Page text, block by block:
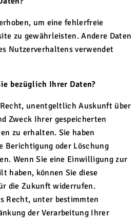
um eine fehlerfreie
zu gewährleisten. Andere Daten
Nutzerverhaltens verwendet
bezüglich Ihrer Daten?
unentgeltlich Auskunft über
Zweck Ihrer gespeicherten
zu erhalten. Sie haben
Berichtigung oder Löschung
Wenn Sie eine Einwilligung zur
haben, können Sie diese
die Zukunft widerrufen.
Recht, unter bestimmten
der Verarbeitung Ihrer